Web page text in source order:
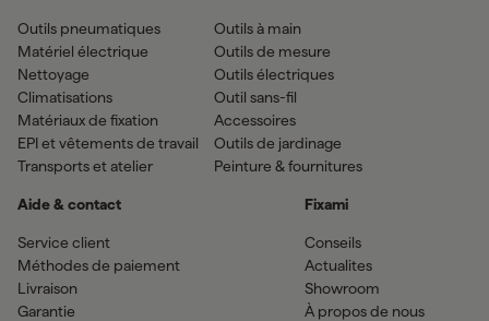
Outils pneumatiques
Matériel électrique
Nettoyage
Climatisations
Matériaux de fixation
EPI et vêtements de travail
Transports et atelier
Outils à main
Outils de mesure
Outils électriques
Outil sans-fil
Accessoires
Outils de jardinage
Peinture & fournitures
Aide & contact
Service client
Méthodes de paiement
Livraison
Garantie
Fixami
Conseils
Actualites
Showroom
À propos de nous